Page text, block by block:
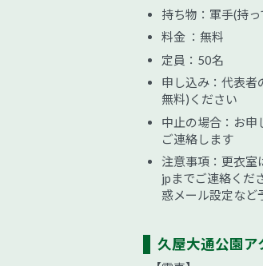
持ち物：軍手(持
料金 ：無料
定員：50名
申し込み：代表者
無料)ください
中止の場合：お申
ご連絡します
注意事項：更衣室
jpまでご連絡くだ
惑メール設定など
久屋大通公園ア